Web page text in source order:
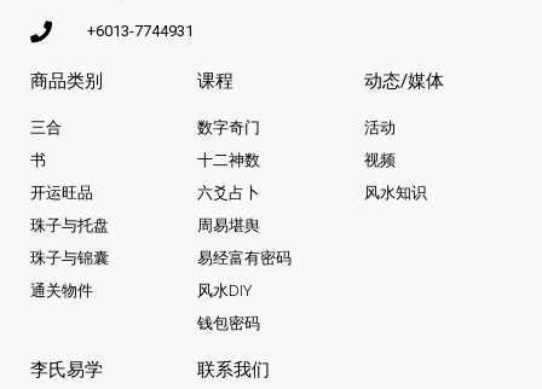
+6013-7744931
商品类别
三合
书
开运旺品
珠子与托盘
珠子与锦囊
通关物件
课程
数字奇门
十二神数
六爻占卜
周易堪舆
易经富有密码
风水DIY
钱包密码
动态/媒体
活动
视频
风水知识
李氏易学 联系我们